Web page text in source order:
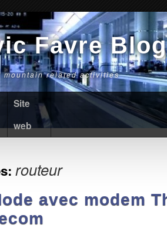
Favre Blog
mountain related activities
Site
web
routeur
avec modem